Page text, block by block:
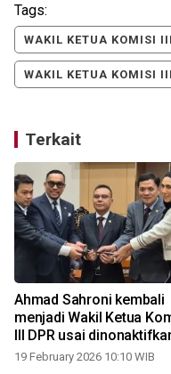
Tags:
WAKIL KETUA KOMISI
WAKIL KETUA KOMISI
Terkait
Ahmad Sahroni kembali
menjadi Wakil Ketua
III DPR usai
19 February 2026 10:10 WIB